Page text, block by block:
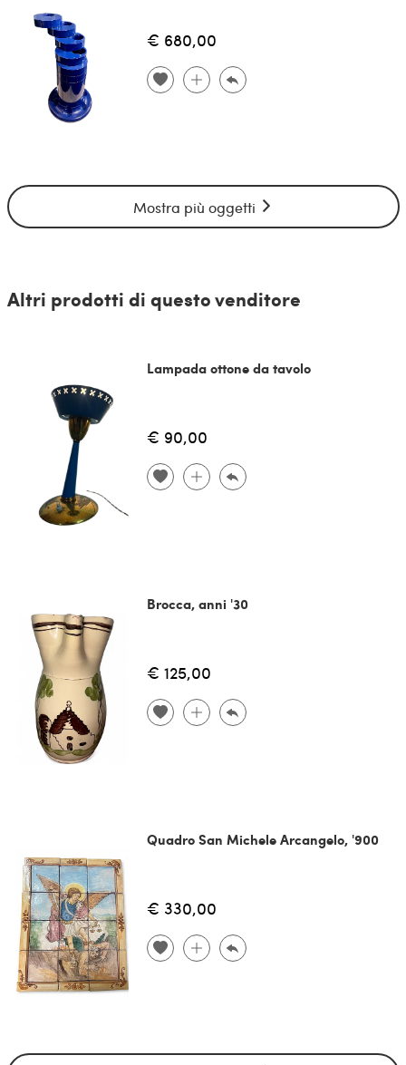
€ 680,00
Mostra più oggetti
Altri prodotti di questo venditore
Lampada ottone da tavolo
€ 90,00
Brocca, anni '30
€ 125,00
Quadro San Michele Arcangelo, '900
€ 330,00